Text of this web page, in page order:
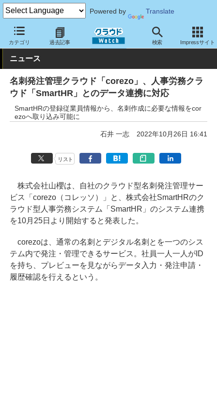
Powered by Translate
カテゴリ 過去記事 検索 Impressサイト
クラウド Watch トピック 協業・提携 国内
ニュース
名刺発注管理クラウド「corezo」、人事労務クラ
ウド「SmartHR」とのデータ連携に対応
SmartHRの登録従業員情報から、名刺作成に必要な情報をcor
ezoへ取り込み可能に
石井 一志 2022年10月26日 16:41
リスト
株式会社山櫻は、自社のクラウド型名刺発注管理サー
ビス「corezo（コレッソ）」と、株式会社SmartHRのク
ラウド型人事労務システム「SmartHR」のシステム連携
を10月25日より開始すると発表した。
corezoは、通常の名刺とデジタル名刺とを一つのシス
テム内で発注・管理できるサービス。社員一人一人がID
を持ち、プレビューを見ながらデータ入力・発注申請・
履歴確認を行えるという。